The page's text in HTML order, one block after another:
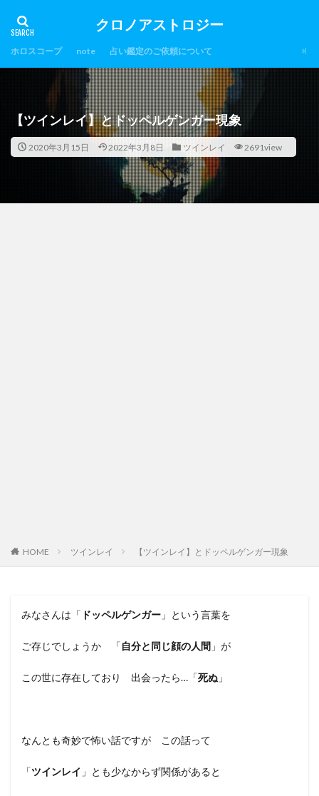
クロノアストロジー
ホロスコープ note 占い鑑定のご依頼について
【ツインレイ】とドッペルゲンガー現象
2020年3月15日 2022年3月8日 ツインレイ 2691view
HOME ツインレイ 【ツインレイ】とドッペルゲンガー現象
みなさんは「 ドッペルゲンガー 」という言葉を
ご存じでしょうか 「自分と同じ顔の人間 」が
この世に存在しており 出会ったら…「死ぬ 」
なんとも奇妙で怖い話ですが この話って
「ツインレイ 」とも少なからず関係があると